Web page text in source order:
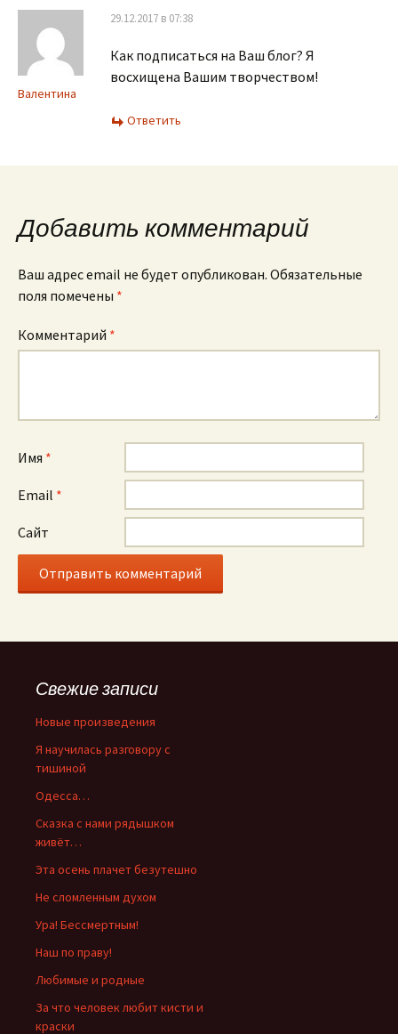
Валентина
29.12.2017 в 07:38
Как подписаться на Ваш блог? Я
восхищена Вашим творчеством!
Ответить
Добавить комментарий
Ваш адрес email не будет опубликован. Обязательные
поля помечены *
Комментарий *
Имя *
Email *
Сайт
Свежие записи
Новые произведения
Я научилась разговору с
тишиной
Одесса…
Сказка с нами рядышком
живёт…
Эта осень плачет безутешно
Не сломленным духом
Ура! Бессмертным!
Наш по праву!
Любимые и родные
За что человек любит кисти и
краски